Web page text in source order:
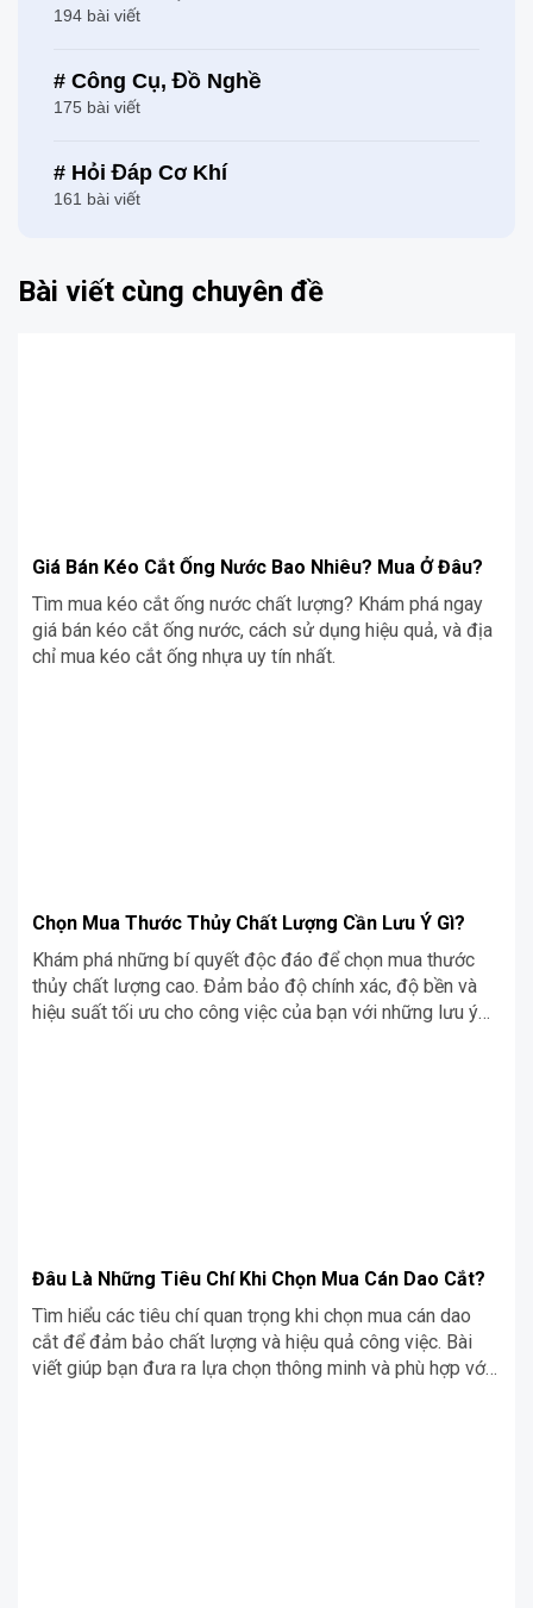
194 bài viết
# Công Cụ, Đồ Nghề
175 bài viết
# Hỏi Đáp Cơ Khí
161 bài viết
Bài viết cùng chuyên đề
Giá Bán Kéo Cắt Ống Nước Bao Nhiêu? Mua Ở Đâu?
Tìm mua kéo cắt ống nước chất lượng? Khám phá ngay
giá bán kéo cắt ống nước, cách sử dụng hiệu quả, và địa
chỉ mua kéo cắt ống nhựa uy tín nhất.
Chọn Mua Thước Thủy Chất Lượng Cần Lưu Ý Gì?
Khám phá những bí quyết độc đáo để chọn mua thước
thủy chất lượng cao. Đảm bảo độ chính xác, độ bền và
hiệu suất tối ưu cho công việc của bạn với những lưu ý
Đâu Là Những Tiêu Chí Khi Chọn Mua Cán Dao Cắt?
Tìm hiểu các tiêu chí quan trọng khi chọn mua cán dao
cắt để đảm bảo chất lượng và hiệu quả công việc. Bài
viết giúp bạn đưa ra lựa chọn thông minh và phù hợp với